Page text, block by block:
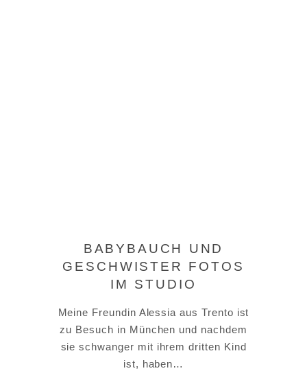
BABYBAUCH UND
GESCHWISTER FOTOS
IM STUDIO
Meine Freundin Alessia aus Trento ist
zu Besuch in München und nachdem
sie schwanger mit ihrem dritten Kind
ist, haben…